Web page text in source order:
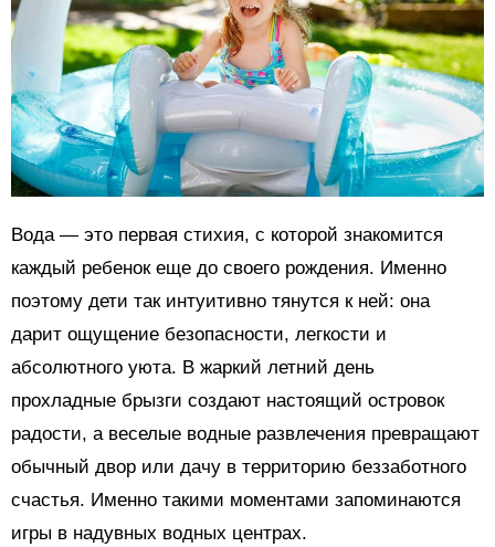
Вода — это первая стихия, с которой знакомится
каждый ребенок еще до своего рождения. Именно
поэтому дети так интуитивно тянутся к ней: она
дарит ощущение безопасности, легкости и
абсолютного уюта. В жаркий летний день
прохладные брызги создают настоящий островок
радости, а веселые водные развлечения превращают
обычный двор или дачу в территорию беззаботного
счастья. Именно такими моментами запоминаются
игры в надувных водных центрах.